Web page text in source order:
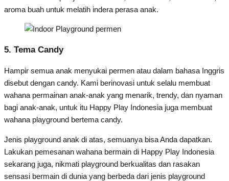
aroma buah untuk melatih indera perasa anak.
5. Tema Candy
Hampir semua anak menyukai permen atau dalam bahasa Inggris
disebut dengan candy. Kami berinovasi untuk selalu membuat
wahana permainan anak-anak yang menarik, trendy, dan nyaman
bagi anak-anak, untuk itu Happy Play Indonesia juga membuat
wahana playground bertema candy.
Jenis playground anak di atas, semuanya bisa Anda dapatkan.
Lakukan pemesanan wahana bermain di Happy Play Indonesia
sekarang juga, nikmati playground berkualitas dan rasakan
sensasi bermain di dunia yang berbeda dari jenis playground